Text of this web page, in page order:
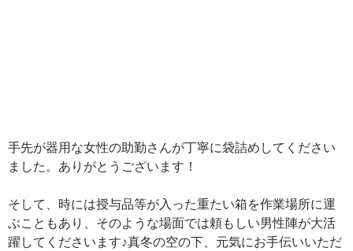
手先が器用な女性の助勤さんが丁寧に袋詰めしてください
ました。ありがとうございます！
そして、時には授与品等が入った重たい箱を作業場所に運
ぶこともあり、そのような場面では頼もしい男性陣が大活
躍してくださいます♪真冬の空の下、元気にお手伝いいただ